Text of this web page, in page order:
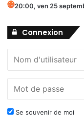
20:00, ven 25
Connexion
Se souvenir de moi